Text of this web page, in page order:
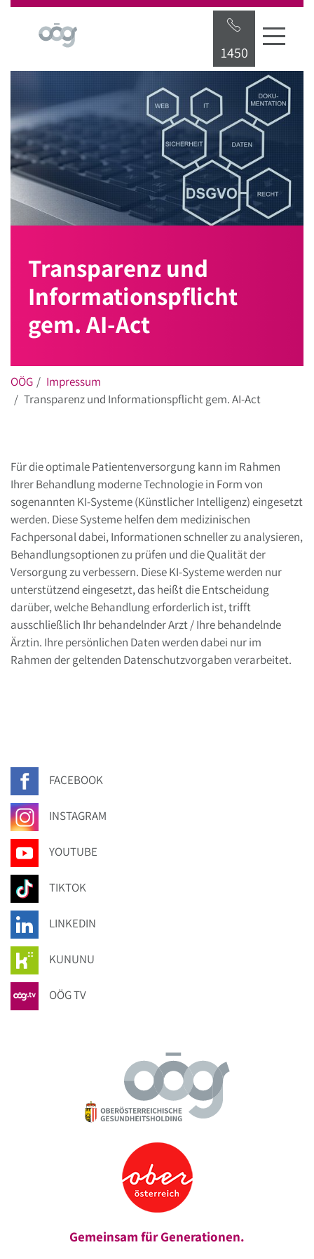
1450
Transparenz und
Informationspflicht
gem. AI-Act
OÖG
Impressum
Transparenz und Informationspflicht gem. AI-Act
Für die optimale Patientenversorgung kann im Rahmen
Ihrer Behandlung moderne Technologie in Form von
sogenannten KI-Systeme (Künstlicher Intelligenz) eingesetzt
werden. Diese Systeme helfen dem medizinischen
Fachpersonal dabei, Informationen schneller zu analysieren,
Behandlungsoptionen zu prüfen und die Qualität der
Versorgung zu verbessern. Diese KI-Systeme werden nur
unterstützend eingesetzt, das heißt die Entscheidung
darüber, welche Behandlung erforderlich ist, trifft
ausschließlich Ihr behandelnder Arzt / Ihre behandelnde
Ärztin. Ihre persönlichen Daten werden dabei nur im
Rahmen der geltenden Datenschutzvorgaben verarbeitet.
FACEBOOK
INSTAGRAM
YOUTUBE
TIKTOK
LINKEDIN
KUNUNU
OÖG TV
Gemeinsam für Generationen.